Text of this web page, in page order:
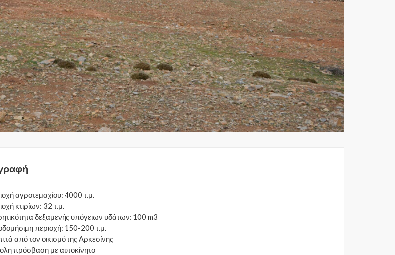
αγροτεμαχίου: 4000 τ.μ.
κτιρίων: 32 τ.μ.
δεξαμενής υπόγειων υδάτων: 100 m3
περιοχή: 150-200 τ.μ.
από τον οικισμό της Αρκεσίνης
πρόσβαση με αυτοκίνητο